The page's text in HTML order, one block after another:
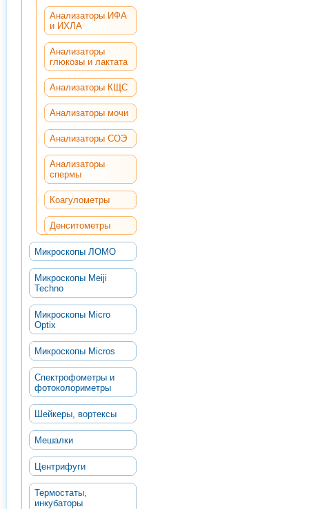
Анализаторы ИФА
и ИХЛА
Анализаторы
глюкозы и лактата
Анализаторы КЩС
Анализаторы мочи
Анализаторы СОЭ
Анализаторы
спермы
Коагулометры
Денситометры
Микроскопы ЛОМО
Микроскопы Meiji
Techno
Микроскопы Micro
Optix
Микроскопы Micros
Спектрофометры и
фотоколориметры
Шейкеры, вортексы
Мешалки
Центрифуги
Термостаты,
инкубаторы